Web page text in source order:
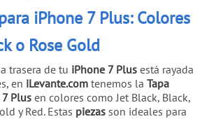
iPhone 7 Plus: Colores
o Rose Gold
trasera de tu iPhone 7 Plus está rayada
en iLevante.com tenemos la Tapa
Plus en colores como Jet Black, Black,
y Red. Estas piezas son ideales para